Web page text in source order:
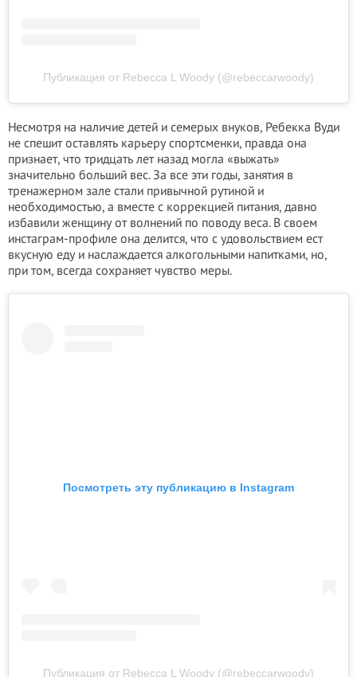
Публикация от Rebecca L Woody (@rebeccarwoody)
Несмотря на наличие детей и семерых внуков, Ребекка Вуди
не спешит оставлять карьеру спортсменки, правда она
признает, что тридцать лет назад могла «выжать»
значительно больший вес. За все эти годы, занятия в
тренажерном зале стали привычной рутиной и
необходимостью, а вместе с коррекцией питания, давно
избавили женщину от волнений по поводу веса. В своем
инстаграм-профиле она делится, что с удовольствием ест
вкусную еду и наслаждается алкогольными напитками, но,
при том, всегда сохраняет чувство меры.
Посмотреть эту публикацию в Instagram
Публикация от Rebecca L Woody (@rebeccarwoody)